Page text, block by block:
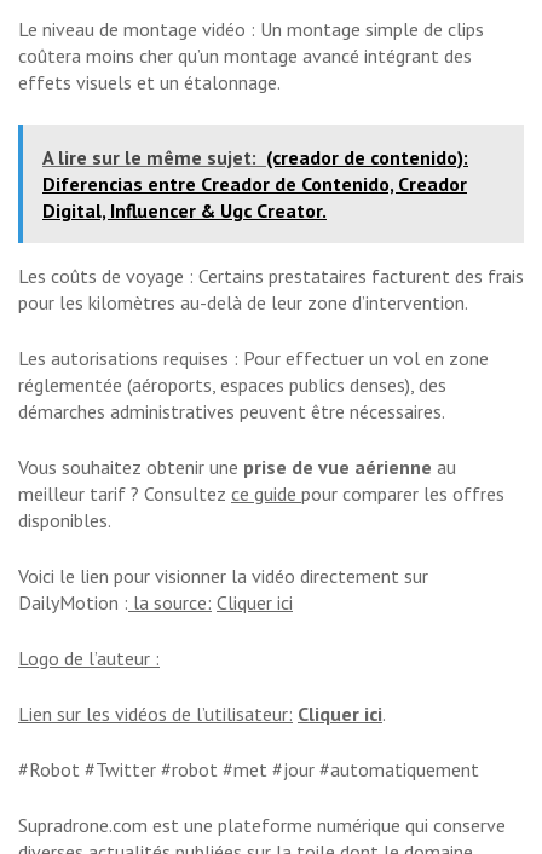
Le niveau de montage vidéo : Un montage simple de clips
coûtera moins cher qu’un montage avancé intégrant des
effets visuels et un étalonnage.
A lire sur le même sujet: (creador de contenido):
Diferencias entre Creador de Contenido, Creador
Digital, Influencer & Ugc Creator.
Les coûts de voyage : Certains prestataires facturent des frais
pour les kilomètres au-delà de leur zone d’intervention.
Les autorisations requises : Pour effectuer un vol en zone
réglementée (aéroports, espaces publics denses), des
démarches administratives peuvent être nécessaires.
Vous souhaitez obtenir une prise de vue aérienne au
meilleur tarif ? Consultez ce guide pour comparer les offres
disponibles.
Voici le lien pour visionner la vidéo directement sur
DailyMotion : la source: Cliquer ici
Logo de l’auteur :
Lien sur les vidéos de l’utilisateur: Cliquer ici.
#Robot #Twitter #robot #met #jour #automatiquement
Supradrone.com est une plateforme numérique qui conserve